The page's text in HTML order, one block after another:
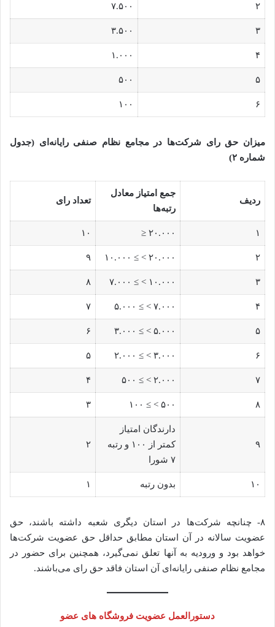
۲ ۷.۵۰۰
۳ ۳.۵۰۰
۴ ۱.۰۰۰
۵ ۵۰۰
۶ ۱۰۰
میزان حق رای شرکت‌ها در مجامع نظام صنفی رایانه‌ای (جدول
شماره ۲)
ردیف
جمع امتیاز معادل
رتبه‌ها
تعداد رای
۱ ۲۰.۰۰۰ ≤ ۱۰
۲ ۲۰.۰۰۰ > ≥ ۱۰.۰۰۰ ۹
۳ ۱۰.۰۰۰ > ≥ ۷.۰۰۰ ۸
۴ ۷.۰۰۰ > ≥ ۵.۰۰۰ ۷
۵ ۵.۰۰۰ > ≥ ۳.۰۰۰ ۶
۶ ۳.۰۰۰ > ≥ ۲.۰۰۰ ۵
۷ ۲.۰۰۰ > ≥ ۵۰۰ ۴
۸ ۵۰۰ > ≥ ۱۰۰ ۳
۹
دارندگان امتیاز
کمتر از ۱۰۰ و رتبه
۷ شورا
۲
۱۰ بدون رتبه ۱
۸- چنانچه شرکت‌ها در استان دیگری شعبه داشته باشند، حق
عضویت سالانه در آن استان مطابق حداقل حق عضویت شرکت‌ها
خواهد بود و ورودیه به آنها تعلق نمی‌گیرد، همچنین برای حضور در
مجامع نظام صنفی رایانه‌ای آن استان فاقد حق رای می‌باشند.
دستورالعمل عضویت فروشگاه های عضو